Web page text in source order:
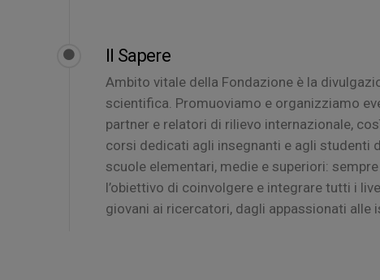
Il Sapere
Ambito vitale della Fondazione è la
scientifica. Promuoviamo e organizziamo
partner e relatori di rilievo internazionale,
corsi dedicati agli insegnanti e agli studenti
scuole elementari, medie e superiori:
l’obiettivo di coinvolgere e integrare tutti i
giovani ai ricercatori, dagli appassionati alle